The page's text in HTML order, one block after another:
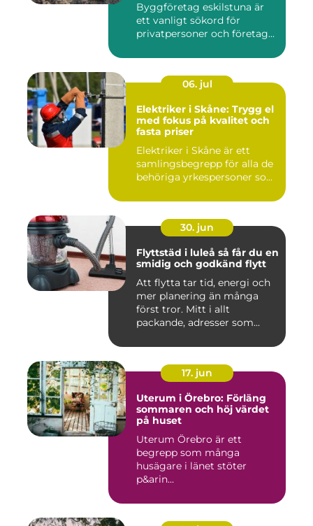
Byggföretag eskilstuna är
ett vanligt sökord för
privatpersoner och företag...
06. jul
Elektriker i Skåne: Trygg el
med fokus på kvalitet och
fasta priser
Elektriker i Skåne är ett
samlingsbegrepp för alla de
behöriga yrkespersoner so...
30. jun
Flyttstäd i luleå så får du en
smidig och godkänd flytt
Att flytta tar tid, energi och
mer planering än många
först tror. Mitt i allt
packande, adresser som...
17. jun
Uterum i Örebro: Förläng
sommaren och höj värdet
på huset
Uterum Örebro är ett
begrepp som många
husägare i länet stöter
p&arin...